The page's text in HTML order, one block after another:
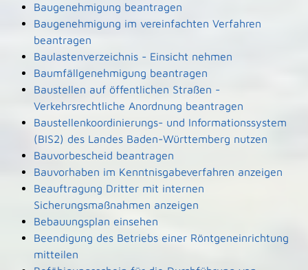
Baugenehmigung beantragen
Baugenehmigung im vereinfachten Verfahren
beantragen
Baulastenverzeichnis - Einsicht nehmen
Baumfällgenehmigung beantragen
Baustellen auf öffentlichen Straßen -
Verkehrsrechtliche Anordnung beantragen
Baustellenkoordinierungs- und Informationssystem
(BIS2) des Landes Baden-Württemberg nutzen
Bauvorbescheid beantragen
Bauvorhaben im Kenntnisgabeverfahren anzeigen
Beauftragung Dritter mit internen
Sicherungsmaßnahmen anzeigen
Bebauungsplan einsehen
Beendigung des Betriebs einer Röntgeneinrichtung
mitteilen